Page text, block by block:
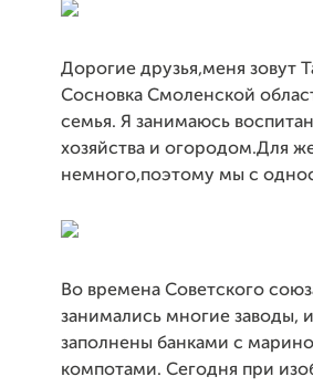
Дорогие друзья,меня зовут
Сосновка Смоленской
семья. Я занимаюсь
хозяйства и огородом.Для
немного,поэтому мы с
Во времена Советского
занимались многие заводы,
заполнены банками с
компотами. Сегодня при